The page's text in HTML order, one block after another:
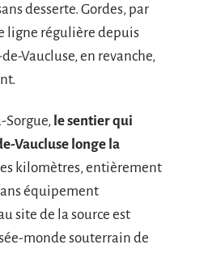
desserte. Gordes, par
ligne régulière depuis
Vaucluse, en revanche,
Sorgue, le sentier qui
Vaucluse longe la
kilomètres, entièrement
équipement
site de la source est
monde souterrain de